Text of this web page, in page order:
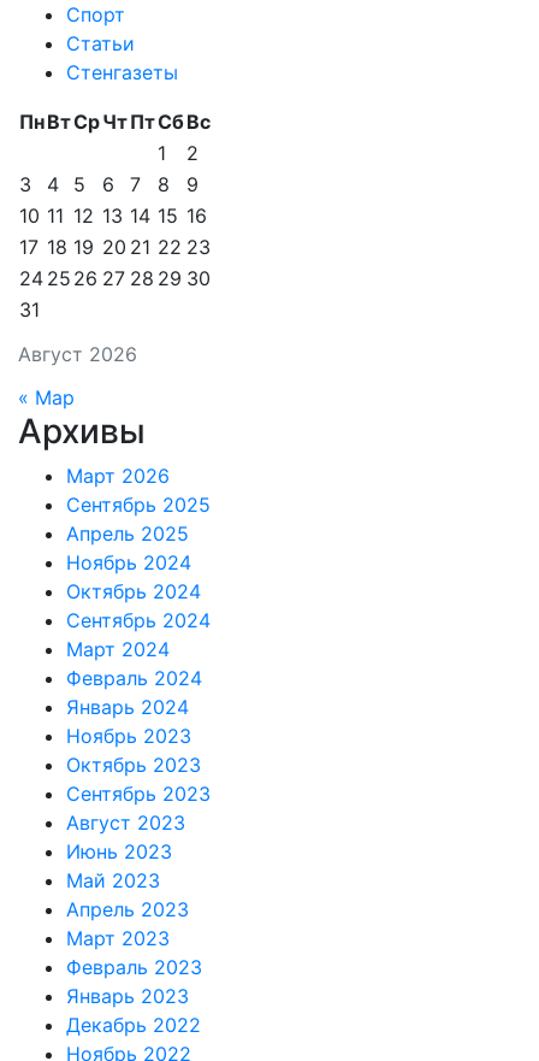
Спорт
Статьи
Стенгазеты
Август 2026
ПнВтСрЧтПтСбВс
1
2
3
4 5 6 7 8
9
10 11 12 13 14 15 16
17 18 19 20 21 22 23
24 25 26 27 28 29 30
31
« Мар
Архивы
Март 2026
Сентябрь 2025
Апрель 2025
Ноябрь 2024
Октябрь 2024
Сентябрь 2024
Март 2024
Февраль 2024
Январь 2024
Ноябрь 2023
Октябрь 2023
Сентябрь 2023
Август 2023
Июнь 2023
Май 2023
Апрель 2023
Март 2023
Февраль 2023
Январь 2023
Декабрь 2022
Ноябрь 2022